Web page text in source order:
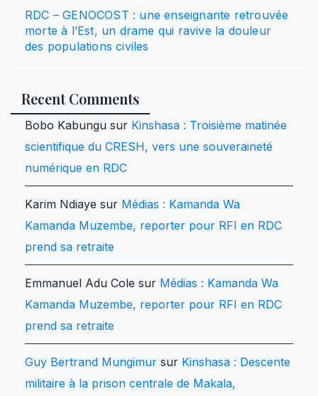
RDC – GENOCOST : une enseignante retrouvée
morte à l’Est, un drame qui ravive la douleur
des populations civiles
Recent Comments
Bobo Kabungu sur Kinshasa : Troisième matinée
scientifique du CRESH, vers une souveraineté
numérique en RDC
Karim Ndiaye sur Médias : Kamanda Wa
Kamanda Muzembe, reporter pour RFI en RDC
prend sa retraite
Emmanuel Adu Cole sur Médias : Kamanda Wa
Kamanda Muzembe, reporter pour RFI en RDC
prend sa retraite
Guy Bertrand Mungimur sur Kinshasa : Descente
militaire à la prison centrale de Makala,